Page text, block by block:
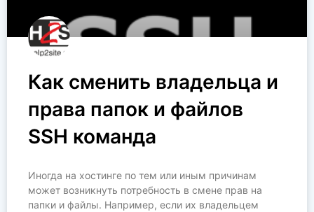
Как сменить владельца и
права папок и файлов
SSH команда
Иногда на хостинге по тем или иным причинам
может возникнуть потребность в смене прав на
папки и файлы. Например, если их владельцем